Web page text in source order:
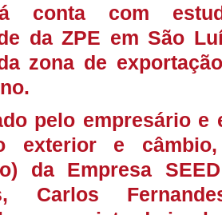
conta com
da ZPE em São
zona de
pelo empresário e
exterior e
da Empresa
Carlos